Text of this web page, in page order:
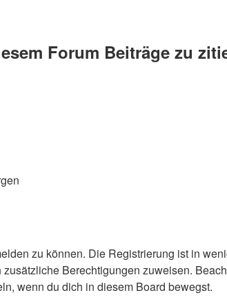
Forum Beiträge zu
zu können. Die Registrierung ist in
Berechtigungen zuweisen.
wenn du dich in diesem Board bewegst.